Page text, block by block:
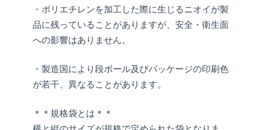
・ポリエチレンを加工した際に生じるニオイが製
品に残っていることがありますが、安全・衛生面
への影響はありません。
・製造国により段ボール及びパッケージの印刷色
が若干、異なることがあります。
＊＊規格袋とは＊＊